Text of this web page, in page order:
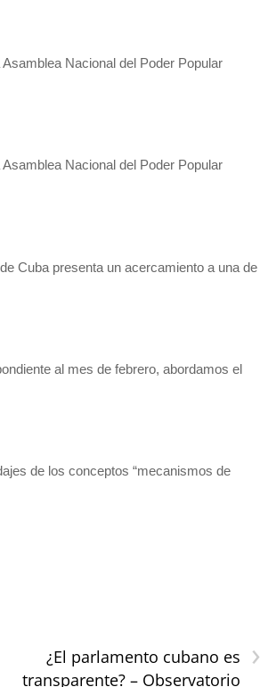
Nacional del Poder Popular
Nacional del Poder Popular
Cuba presenta un acercamiento a una de
al mes de febrero, abordamos el
de los conceptos “mecanismos de
›
¿El parlamento cubano es
transparente? – Observatorio